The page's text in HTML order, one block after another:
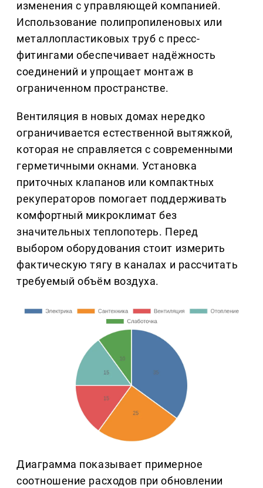
изменения с управляющей компанией.
Использование полипропиленовых или
металлопластиковых труб с пресс-
фитингами обеспечивает надёжность
соединений и упрощает монтаж в
ограниченном пространстве.
Вентиляция в новых домах нередко
ограничивается естественной вытяжкой,
которая не справляется с современными
герметичными окнами. Установка
приточных клапанов или компактных
рекуператоров помогает поддерживать
комфортный микроклимат без
значительных теплопотерь. Перед
выбором оборудования стоит измерить
фактическую тягу в каналах и рассчитать
требуемый объём воздуха.
Диаграмма показывает примерное
соотношение расходов при обновлении